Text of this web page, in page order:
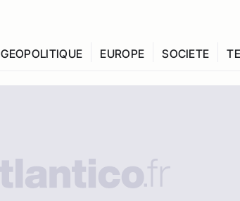
GEOPOLITIQUE EUROPE SOCIETE